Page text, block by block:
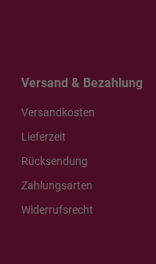
Versand & Bezahlung
Versandkosten
Lieferzeit
Rücksendung
Zahlungsarten
Widerrufsrecht